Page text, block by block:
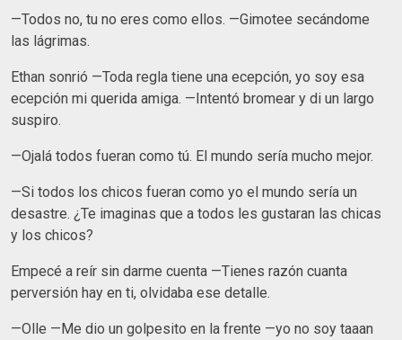
—Todos no, tu no eres como ellos. —Gimotee secándome
las lágrimas.
Ethan sonrió —Toda regla tiene una ecepción, yo soy esa
ecepción mi querida amiga. —Intentó bromear y di un largo
suspiro.
—Ojalá todos fueran como tú. El mundo sería mucho mejor.
—Si todos los chicos fueran como yo el mundo sería un
desastre. ¿Te imaginas que a todos les gustaran las chicas
y los chicos?
Empecé a reír sin darme cuenta —Tienes razón cuanta
perversión hay en ti, olvidaba ese detalle.
—Olle —Me dio un golpesito en la frente —yo no soy taaan